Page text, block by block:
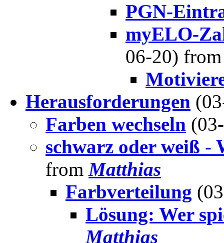
PGN-
myELO-
06-20)
Herausforderungen
Farben wechseln
schwarz oder weiß -
fromMatthias
Farbverteilung
Lösung: Wer
Matthias